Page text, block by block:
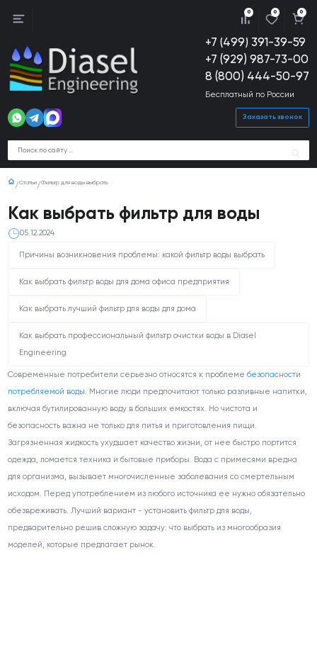
+7 (499) 391-39-59
+7 (929) 987-73-00
8 (800) 444-50-97
Бесплатный по России
Заказать звонок
0 0 0
Статьи Фильтр для воды выбрать
Как выбрать фильтр для воды
05.12.2024
Причины возникновения проблемы: какой фильтр воды выбрать
Как выбрать фильтр воды для дома офиса предприятия
Как выбрать лучший фильтр для воды для дома
Как выбрать профессиональный фильтр очистки воды в Diasel
Engineering
Современные потребители серьезно относятся к проблемебезопасности
потребляемой воды. Многие люди предпочитают только разливные напитки,
включая бутилированную воду в больших емкостях. Но чистота и
безопасность важна не только для питья и приготовления пищи.
Загрязненная жидкость ухудшает качество жизни, от нее быстро портится
одежда, ломается техника и бытовые приборы. Вода с примесями вредна
для организма, вызывает многочисленные заболевания со смертельным
исходом. Перед употреблением из любого источника ее нужно обязательно
обезвреживать. Лучший вариант - установить фильтр для воды,
предварительно решив сложную задачу: что выбрать из многообразия
моделей, которые предлагает рынок.